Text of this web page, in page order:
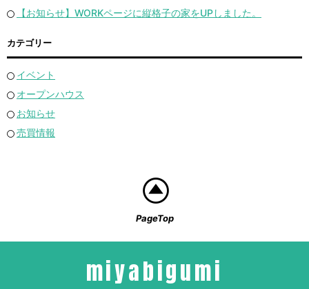
【お知らせ】WORKページに縦格子の家をUPしました。
カテゴリー
イベント
オープンハウス
お知らせ
売買情報
PageTop
miyabigumi